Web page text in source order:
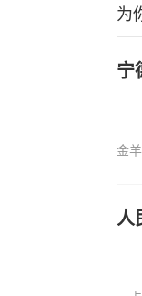
为
宁
金
人